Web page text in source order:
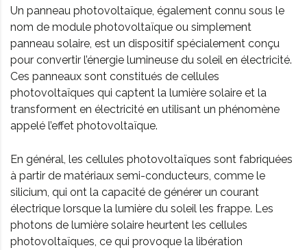
Un panneau photovoltaïque, également connu sous le
nom de module photovoltaïque ou simplement
panneau solaire, est un dispositif spécialement conçu
pour convertir l’énergie lumineuse du soleil en électricité.
Ces panneaux sont constitués de cellules
photovoltaïques qui captent la lumière solaire et la
transforment en électricité en utilisant un phénomène
appelé l’effet photovoltaïque.
En général, les cellules photovoltaïques sont fabriquées
à partir de matériaux semi-conducteurs, comme le
silicium, qui ont la capacité de générer un courant
électrique lorsque la lumière du soleil les frappe. Les
photons de lumière solaire heurtent les cellules
photovoltaïques, ce qui provoque la libération